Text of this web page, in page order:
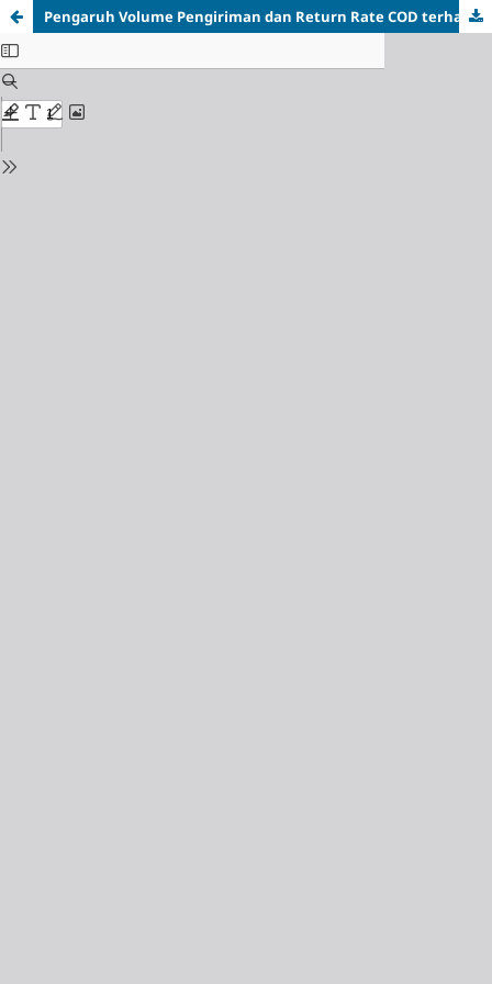
Pengaruh Volume Pengiriman dan Return Rate COD terhadap Biaya Operasional Logistik pada Perusahaan Ekspedisi